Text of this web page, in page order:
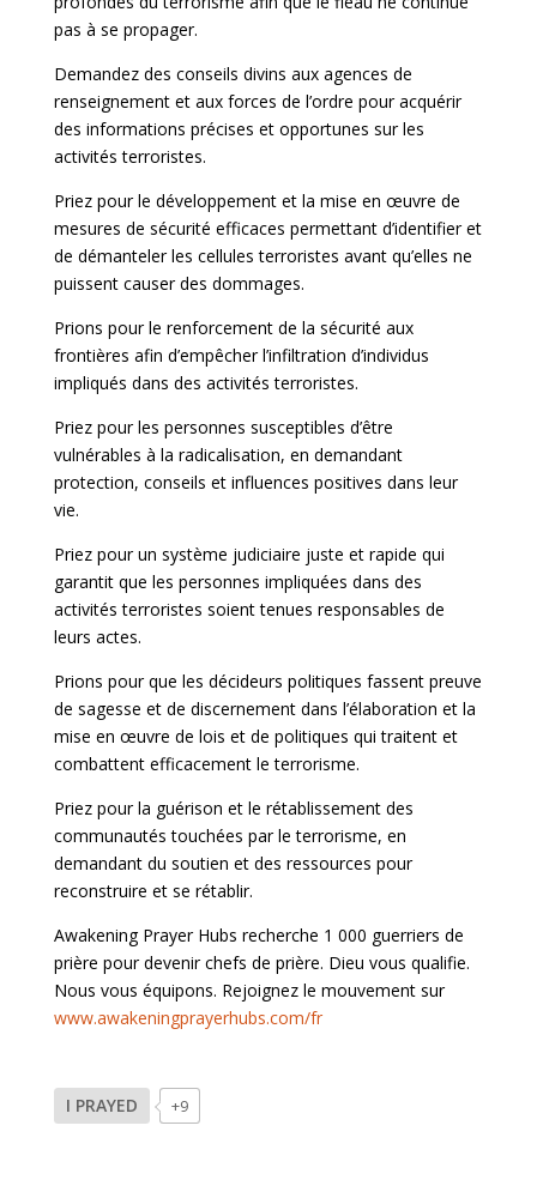
pas à se propager.
Demandez des conseils divins aux agences de
renseignement et aux forces de l’ordre pour acquérir
des informations précises et opportunes sur les
activités terroristes.
Priez pour le développement et la mise en œuvre de
mesures de sécurité efficaces permettant d’identifier et
de démanteler les cellules terroristes avant qu’elles ne
puissent causer des dommages.
Prions pour le renforcement de la sécurité aux
frontières afin d’empêcher l’infiltration d’individus
impliqués dans des activités terroristes.
Priez pour les personnes susceptibles d’être
vulnérables à la radicalisation, en demandant
protection, conseils et influences positives dans leur
vie.
Priez pour un système judiciaire juste et rapide qui
garantit que les personnes impliquées dans des
activités terroristes soient tenues responsables de
leurs actes.
Prions pour que les décideurs politiques fassent preuve
de sagesse et de discernement dans l’élaboration et la
mise en œuvre de lois et de politiques qui traitent et
combattent efficacement le terrorisme.
Priez pour la guérison et le rétablissement des
communautés touchées par le terrorisme, en
demandant du soutien et des ressources pour
reconstruire et se rétablir.
Awakening Prayer Hubs recherche 1 000 guerriers de
prière pour devenir chefs de prière. Dieu vous qualifie.
Nous vous équipons. Rejoignez le mouvement sur
www.awakeningprayerhubs.com/fr
I PRAYED +9